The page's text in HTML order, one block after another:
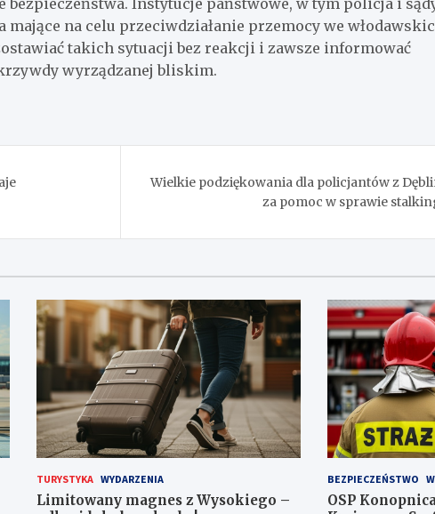
mające na celu przeciwdziałanie przemocy we
takich sytuacji bez reakcji i zawsze informować
wyrządzanej bliskim.
Wielkie podziękowania dla policjantów z
za pomoc w sprawie
TURYSTYKA WYDARZENIA
Limitowany magnes z Wysokiego –
BEZPIECZEŃSTWO
OSP